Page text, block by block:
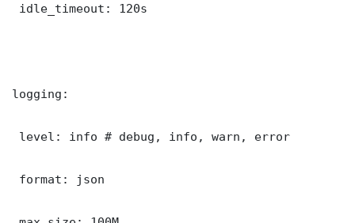
idle_timeout: 120s
logging:
level: info # debug, info, warn, error
format: json